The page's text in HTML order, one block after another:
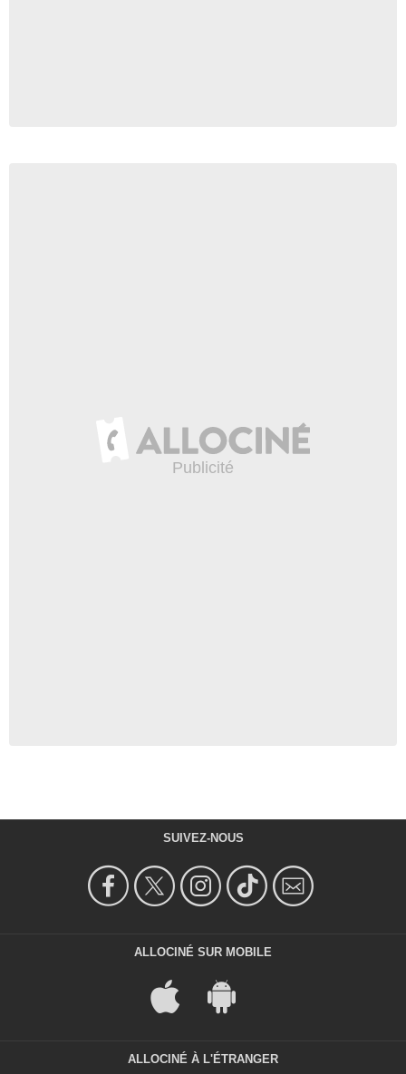
SUIVEZ-NOUS
ALLOCINÉ SUR MOBILE
ALLOCINÉ À L'ÉTRANGER